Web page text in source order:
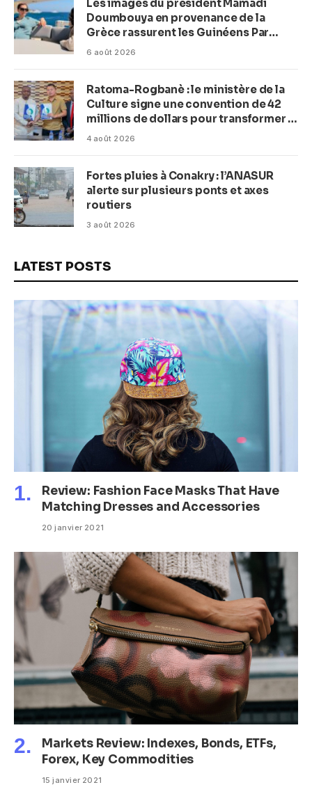
Les images du président Mamadi
Doumbouya en provenance de la
Grèce rassurent les Guinéens Par
(Macka Baldé)
6 août 2026
Ratoma-Rogbanè : le ministère de la
Culture signe une convention de 42
millions de dollars pour transformer la
plage en complexe balnéaire
4 août 2026
Fortes pluies à Conakry : l’ANASUR
alerte sur plusieurs ponts et axes
routiers
3 août 2026
LATEST POSTS
Review: Fashion Face Masks That Have
Matching Dresses and Accessories
20 janvier 2021
Markets Review: Indexes, Bonds, ETFs,
Forex, Key Commodities
15 janvier 2021